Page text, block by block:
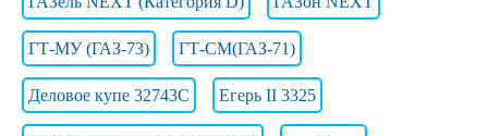
ГТ-МУ (ГАЗ-73) ГТ-СМ(ГАЗ-71)
Деловое купе 32743С Егерь II 3325